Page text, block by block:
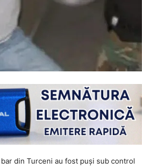
din Turceni au fost puși sub control